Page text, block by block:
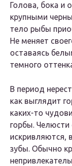
Голова, бока и
крупными
тело рыбы
Не меняет
оставаясь
темного
В период
как выглядит
каких-то
горбы.
искривляются,
зубы. Обычно